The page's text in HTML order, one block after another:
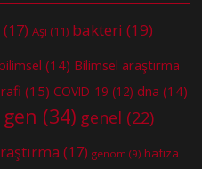
(17) Aşı (11) bakteri (19)
(14) Bilimsel araştırma
(15) COVID-19 (12) dna (14)
gen (34) genel (22)
(17) genom (9) hafıza